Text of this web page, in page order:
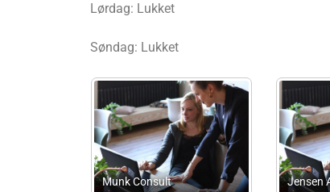
Lørdag: Lukket
Søndag: Lukket
Advokatanpartsselskabet
Steen Witthøfft
Lm Regnskabsservice
København